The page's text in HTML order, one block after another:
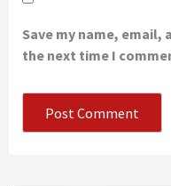
Save my name,
the next time I